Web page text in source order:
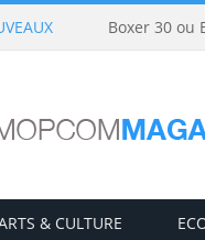
Boxer 30 ou
& CULTURE